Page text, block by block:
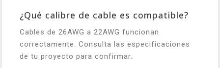
¿Qué calibre de cable es compatible?
Cables de 26AWG a 22AWG funcionan
correctamente. Consulta las especificaciones
de tu proyecto para confirmar.